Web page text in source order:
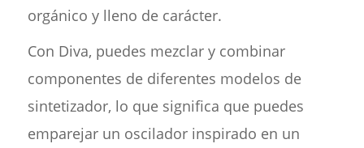
orgánico y lleno de carácter.
Con Diva, puedes mezclar y combinar
componentes de diferentes modelos de
sintetizador, lo que significa que puedes
emparejar un oscilador inspirado en un